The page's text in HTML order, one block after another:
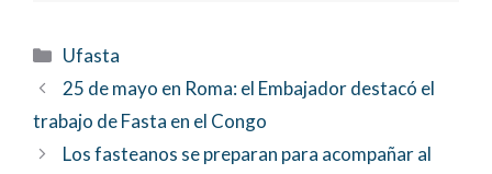
Categorías
Ufasta
25 de mayo en Roma: el Embajador destacó el
trabajo de Fasta en el Congo
Los fasteanos se preparan para acompañar al